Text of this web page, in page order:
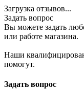
Загрузка отзывов...
Задать вопрос
Вы можете задать
или работе магазина.
Наши
помогут.
Задать вопрос